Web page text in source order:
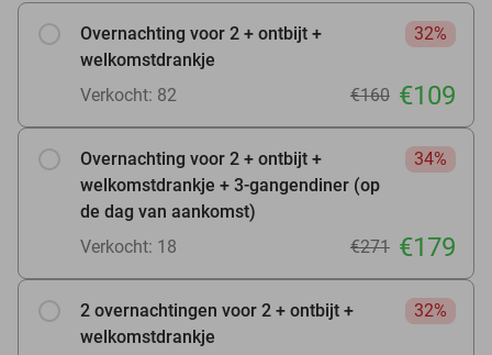
Overnachting voor 2 + ontbijt +
welkomstdrankje
32%
Verkocht: 82 €160 €109
Overnachting voor 2 + ontbijt +
welkomstdrankje + 3-gangendiner (op
de dag van aankomst)
34%
Verkocht: 18 €271 €179
2 overnachtingen voor 2 + ontbijt +
welkomstdrankje
32%